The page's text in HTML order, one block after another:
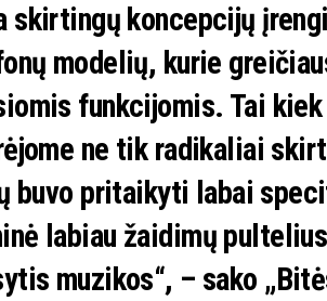
skirtingų koncepcijų
modelių, kurie
funkcijomis. Tai
ne tik radikaliai
buvo pritaikyti labai
labiau žaidimų
muzikos“, – sako